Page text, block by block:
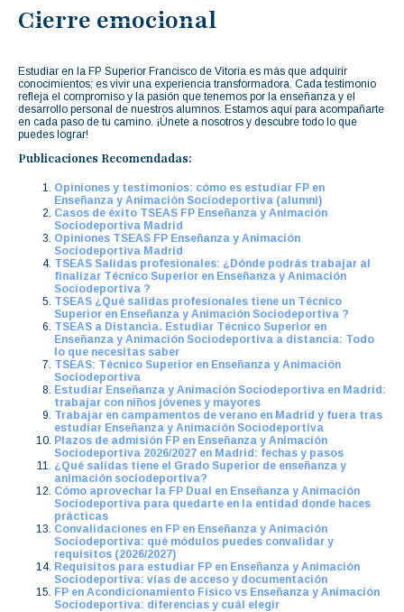
Cierre emocional
Estudiar en la FP Superior Francisco de Vitoria es más que adquirir
conocimientos; es vivir una experiencia transformadora. Cada testimonio
refleja el compromiso y la pasión que tenemos por la enseñanza y el
desarrollo personal de nuestros alumnos. Estamos aquí para acompañarte
en cada paso de tu camino. ¡Únete a nosotros y descubre todo lo que
puedes lograr!
Publicaciones Recomendadas:
Opiniones y testimonios: cómo es estudiar FP en
Enseñanza y Animación Sociodeportiva (alumni)
Casos de éxito TSEAS FP Enseñanza y Animación
Sociodeportiva Madrid
Opiniones TSEAS FP Enseñanza y Animación
Sociodeportiva Madrid
TSEAS Salidas profesionales: ¿Dónde podrás trabajar al
finalizar Técnico Superior en Enseñanza y Animación
Sociodeportiva ?
TSEAS ¿Qué salidas profesionales tiene un Técnico
Superior en Enseñanza y Animación Sociodeportiva ?
TSEAS a Distancia. Estudiar Técnico Superior en
Enseñanza y Animación Sociodeportiva a distancia: Todo
lo que necesitas saber
TSEAS: Técnico Superior en Enseñanza y Animación
Sociodeportiva
Estudiar Enseñanza y Animación Sociodeportiva en Madrid:
trabajar con niños jóvenes y mayores
Trabajar en campamentos de verano en Madrid y fuera tras
estudiar Enseñanza y Animación Sociodeportiva
Plazos de admisión FP en Enseñanza y Animación
Sociodeportiva 2026/2027 en Madrid: fechas y pasos
¿Qué salidas tiene el Grado Superior de enseñanza y
animación sociodeportiva?
Cómo aprovechar la FP Dual en Enseñanza y Animación
Sociodeportiva para quedarte en la entidad donde haces
prácticas
Convalidaciones en FP en Enseñanza y Animación
Sociodeportiva: qué módulos puedes convalidar y
requisitos (2026/2027)
Requisitos para estudiar FP en Enseñanza y Animación
Sociodeportiva: vías de acceso y documentación
FP en Acondicionamiento Físico vs Enseñanza y Animación
Sociodeportiva: diferencias y cuál elegir